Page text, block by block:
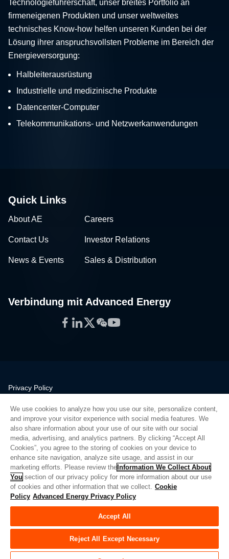
Technologieführerschaft, unser breites Portfolio an
firmeneigenen Produkten und unser weltweites
technisches Know-how helfen unseren Kunden bei der
Lösung ihrer anspruchsvollsten Probleme im Bereich der
Energieversorgung:
Halbleiterausrüstung
Industrielle und medizinische Produkte
Datencenter-Computer
Telekommunikations- und Netzwerkanwendungen
Quick Links
About AE Careers
Contact Us Investor Relations
News & Events Sales & Distribution
Verbindung mit Advanced Energy
Facebook
LinkedIn
Twitter
WeChat
YouTube
Privacy Policy
Quality
Sitemap
Supplier Portal
UK Modern Slavery Act
Privacy Preferences
Do Not Sell or Share My Personal Information
Limit the Use of My Sensitive Personal Information
© Copyright 2026Advanced Energy | Bauen: 39545
We use cookies to analyze how you use our site, personalize content,
and improve your visitor experience with social media features. We
also share information about your use of our site with our social
media, advertising, and analytics partners. By clicking “Accept All
Cookies”, you agree to the storing of cookies on your device to
enhance site navigation, analyze site usage, and assist in our
marketing efforts. Please review the Information We Collect About
You section of our privacy policy for more information about our use
of cookies and other information that we collect. Cookie
Policy Advanced Energy Privacy Policy
Accept All
Reject All Except Necessary